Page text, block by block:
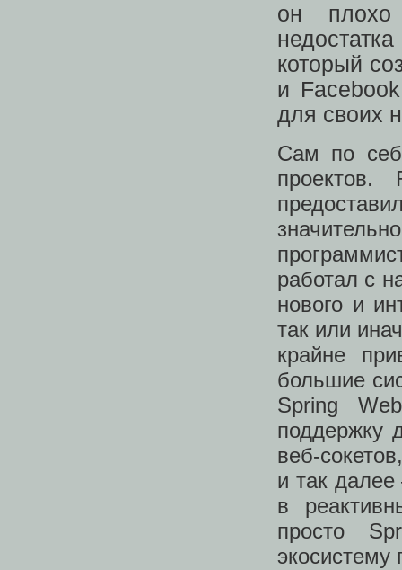
он плохо
который
и
для своих
Сам по
работал с
нового и
так или
крайне
большие
Spring
поддержку
веб-
и так
в
просто
экосистему